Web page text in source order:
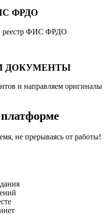
ФРДО
реестр ФИС ФРДО
ДОКУМЕНТЫ
и направляем оригиналы
не прерываясь от работы!